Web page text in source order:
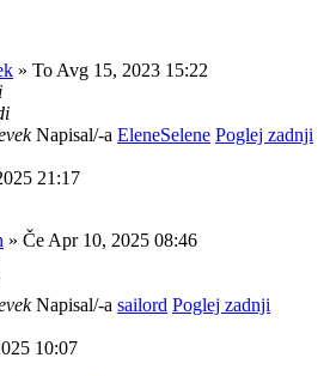
» To Avg 15, 2023 15:22
Napisal/-a EleneSelene Poglej zadnji
21:17
» Če Apr 10, 2025 08:46
Napisal/-a sailord Poglej zadnji
10:07